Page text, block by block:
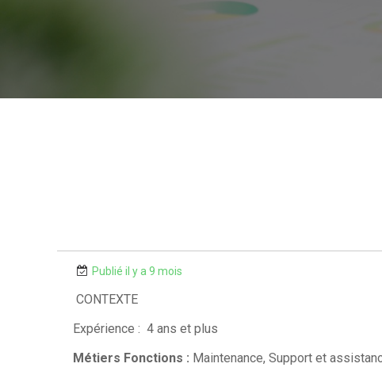
Publié il y a 9 mois
CONTEXTE
Expérience : 4 ans et plus
Métiers Fonctions : Maintenance, Support et